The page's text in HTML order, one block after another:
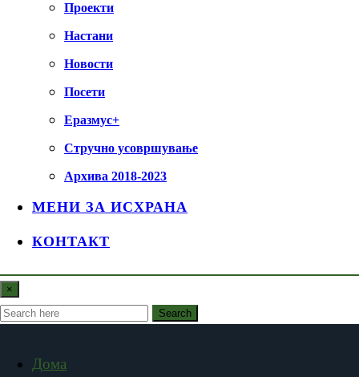
Проекти
Настани
Новости
Посети
Еразмус+
Стручно усовршување
Архива 2018-2023
МЕНИ ЗА ИСХРАНА
КОНТАКТ
×
Search
Дома